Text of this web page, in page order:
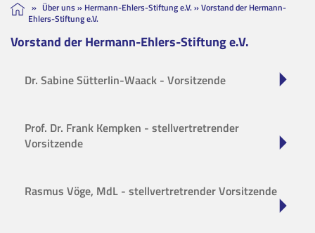
» Über uns » Hermann-Ehlers-Stiftung e.V.»Vorstand der Hermann-
Ehlers-Stiftung e.V.
Vorstand der Hermann-Ehlers-Stiftung e.V.
Dr. Sabine Sütterlin-Waack - Vorsitzende
Prof. Dr. Frank Kempken - stellvertretrender
Vorsitzende
Rasmus Vöge, MdL - stellvertretrender Vorsitzende